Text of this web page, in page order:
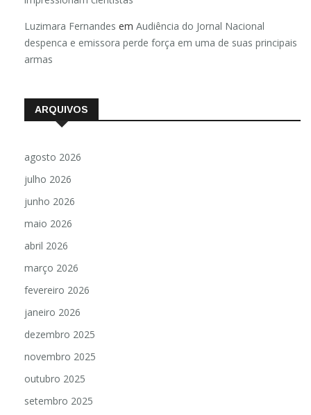
Luzimara Fernandes em Audiência do Jornal Nacional
despenca e emissora perde força em uma de suas principais
armas
ARQUIVOS
agosto 2026
julho 2026
junho 2026
maio 2026
abril 2026
março 2026
fevereiro 2026
janeiro 2026
dezembro 2025
novembro 2025
outubro 2025
setembro 2025